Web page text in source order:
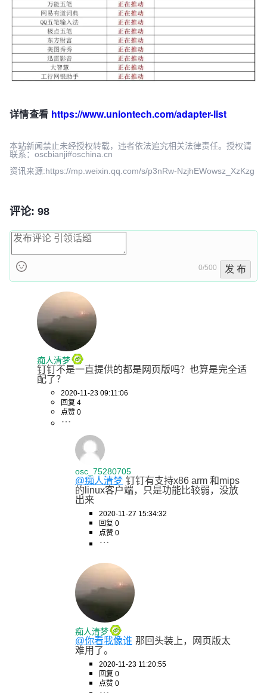
详情查看 https://www.uniontech.com/adapter-list
本站新闻禁止未经授权转载，违者依法追究相关法律责任。授权请
联系：oscbianji#oschina.cn
资讯来源:https://mp.weixin.qq.com/s/p3nRw-NzjhEWowsz_XzKzg
评论: 98
0/500 发 布
痴人清梦
钉钉不是一直提供的都是网页版吗？也算是完全适
配了？
2020-11-23 09:11:06
回复 4
点赞 0
osc_75280705
@痴人清梦 钉钉有支持x86 arm 和mips
的linux客户端，只是功能比较弱，没放
出来
2020-11-27 15:34:32
回复 0
点赞 0
痴人清梦
@你看我像谁 那回头装上，网页版太
难用了。
2020-11-23 11:20:55
回复 0
点赞 0